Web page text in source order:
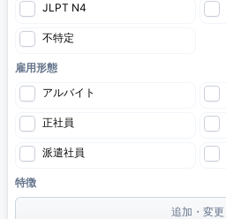
JLPT N4
不特定
雇用形態
アルバイト
正社員
派遣社員
特徴
追加・変更